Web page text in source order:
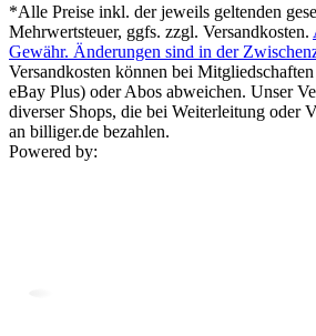
*Alle Preise inkl. der jeweils geltenden
Mehrwertsteuer, ggfs. zzgl. Versandkosten.
Gewähr. Änderungen sind in der
Versandkosten können bei
eBay Plus) oder Abos abweichen. Unser
diverser Shops, die bei Weiterleitung oder
an billiger.de bezahlen.
Powered by: